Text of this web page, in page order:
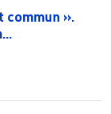
».